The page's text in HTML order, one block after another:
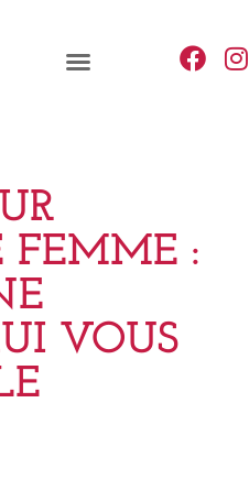
FEMME :
VOUS